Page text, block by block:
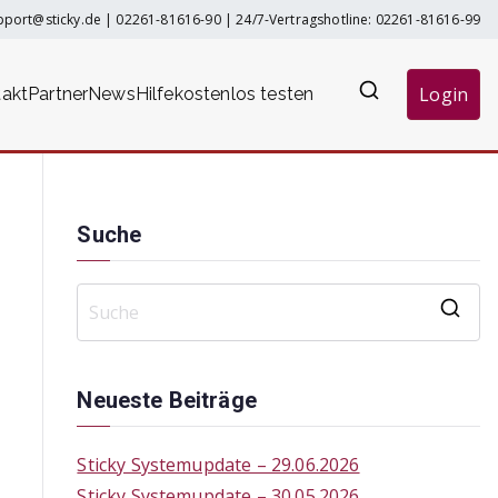
| 02261-81616-90| 24/7-Vertragshotline: 02261-81616-99
PartnerNewsHilfekostenlos testen Login
Suche
r
Neueste Beiträge
Sticky Systemupdate – 29.06.2026